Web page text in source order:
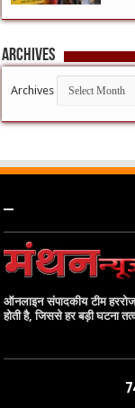
Archives
Archives
–
ऑनलाइन संपादकीय टीम
होती है, जिससे हर बड़ी घटना